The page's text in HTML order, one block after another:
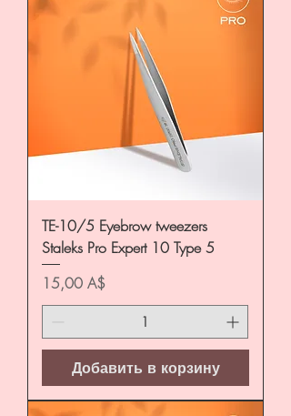
TE-10/5 Eyebrow tweezers
Staleks Pro Expert 10 Type 5
Цена
15,00 A$
Добавить в корзину